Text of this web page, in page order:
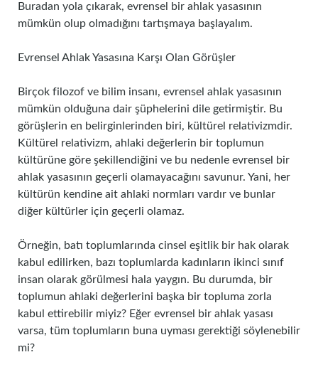
Buradan yola çıkarak, evrensel bir ahlak yasasının
mümkün olup olmadığını tartışmaya başlayalım.
Evrensel Ahlak Yasasına Karşı Olan Görüşler
Birçok filozof ve bilim insanı, evrensel ahlak yasasının
mümkün olduğuna dair şüphelerini dile getirmiştir. Bu
görüşlerin en belirginlerinden biri, kültürel relativizmdir.
Kültürel relativizm, ahlaki değerlerin bir toplumun
kültürüne göre şekillendiğini ve bu nedenle evrensel bir
ahlak yasasının geçerli olamayacağını savunur. Yani, her
kültürün kendine ait ahlaki normları vardır ve bunlar
diğer kültürler için geçerli olamaz.
Örneğin, batı toplumlarında cinsel eşitlik bir hak olarak
kabul edilirken, bazı toplumlarda kadınların ikinci sınıf
insan olarak görülmesi hala yaygın. Bu durumda, bir
toplumun ahlaki değerlerini başka bir topluma zorla
kabul ettirebilir miyiz? Eğer evrensel bir ahlak yasası
varsa, tüm toplumların buna uyması gerektiği söylenebilir
mi?